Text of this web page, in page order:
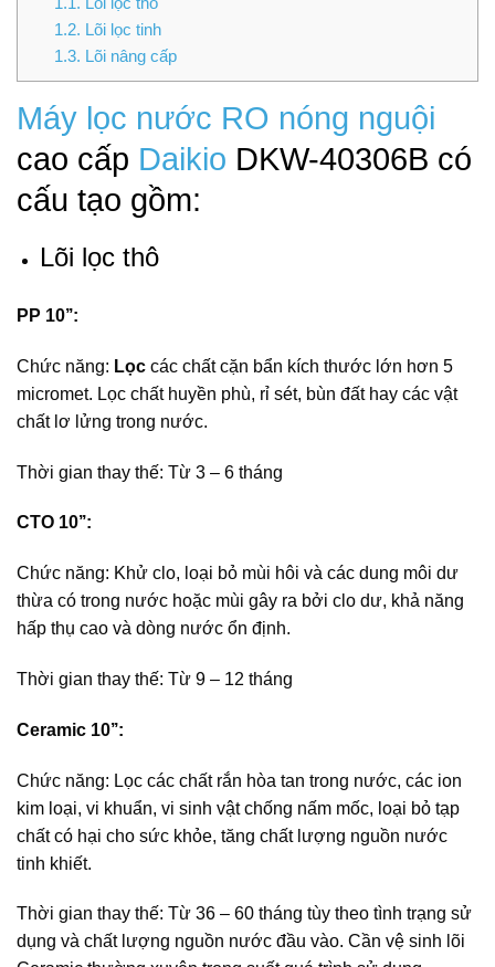
1.2. Lõi lọc tinh
1.3. Lõi nâng cấp
Máy lọc nước RO nóng nguội
cao cấp Daikio DKW-40306B có
cấu tạo gồm:
Lõi lọc thô
PP 10’’:
Chức năng: Lọc các chất cặn bẩn kích thước lớn hơn 5
micromet. Lọc chất huyền phù, rỉ sét, bùn đất hay các vật
chất lơ lửng trong nước.
Thời gian thay thế: Từ 3 – 6 tháng
CTO 10’’:
Chức năng: Khử clo, loại bỏ mùi hôi và các dung môi dư
thừa có trong nước hoặc mùi gây ra bởi clo dư, khả năng
hấp thụ cao và dòng nước ổn định.
Thời gian thay thế: Từ 9 – 12 tháng
Ceramic 10’’:
Chức năng: Lọc các chất rắn hòa tan trong nước, các ion
kim loại, vi khuẩn, vi sinh vật chống nấm mốc, loại bỏ tạp
chất có hại cho sức khỏe, tăng chất lượng nguồn nước
tinh khiết.
Thời gian thay thế: Từ 36 – 60 tháng tùy theo tình trạng sử
dụng và chất lượng nguồn nước đầu vào. Cần vệ sinh lõi